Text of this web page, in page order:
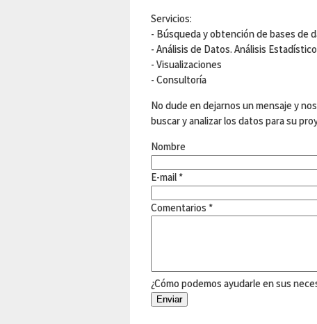
Servicios:
- Búsqueda y obtención de bases de
- Análisis de Datos. Análisis
- Visualizaciones
- Consultoría
No dude en dejarnos un mensaje y
buscar y analizar los datos para su
Nombre
E-mail *
Comentarios *
¿Cómo podemos ayudarle en sus